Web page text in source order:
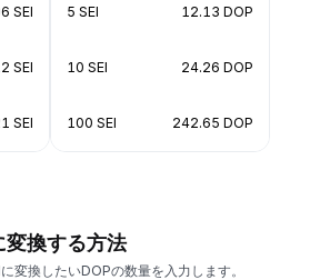
SEI
SEI
SEI
5 SEI 12.13 DOP
10 SEI 24.26 DOP
100 SEI 242.65 DOP
変換する方法
変換したいDOPの数量を入力します。